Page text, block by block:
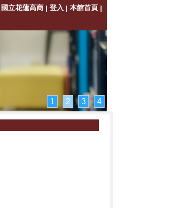
國立花蓮高商| 登入 | 本館首頁 |
1 2 3 4